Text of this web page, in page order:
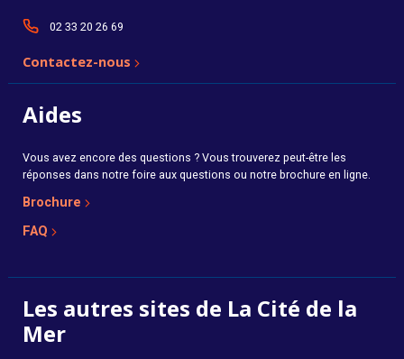
02 33 20 26 69
Contactez-nous
Aides
Vous avez encore des questions ? Vous trouverez peut-être les
réponses dans notre foire aux questions ou notre brochure en ligne.
Brochure
FAQ
Les autres sites de La Cité de la
Mer